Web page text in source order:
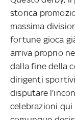
storica
massima
fortune gioca
arriva proprio
dalla fine della
dirigenti
disputare
celebrazioni